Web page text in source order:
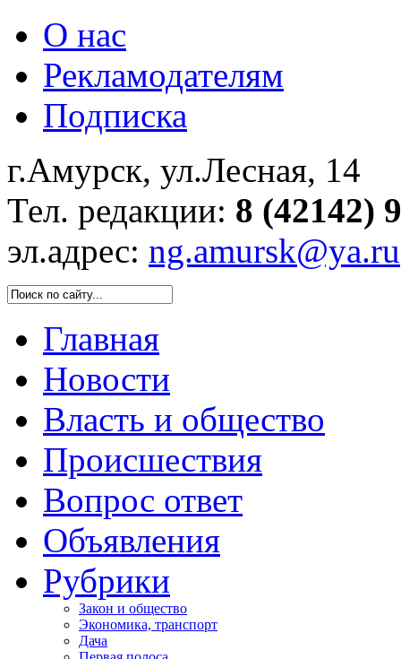
О нас
Рекламодателям
Подписка
г.Амурск, ул.Лесная, 14
Тел. редакции: 8 (42142)
эл.адрес: ng.amursk@ya.ru
Главная
Новости
Власть и общество
Происшествия
Вопрос ответ
Объявления
Рубрики
Закон и общество
Экономика, транспорт
Дача